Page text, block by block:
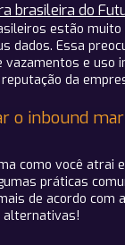
brasileira do
estão muito
dados. Essa
vazamentos e uso
da
o inbound
como você atrai
práticas
de acordo com
alternativas!